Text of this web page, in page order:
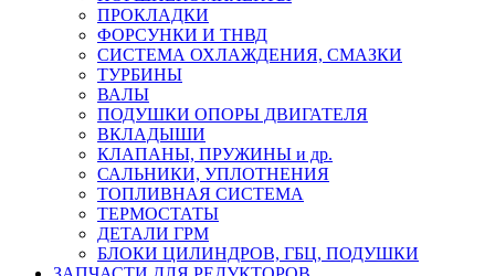
ПРОКЛАДКИ
ФОРСУНКИ И ТНВД
СИСТЕМА ОХЛАЖДЕНИЯ, СМАЗКИ
ТУРБИНЫ
ВАЛЫ
ПОДУШКИ ОПОРЫ ДВИГАТЕЛЯ
ВКЛАДЫШИ
КЛАПАНЫ, ПРУЖИНЫ и др.
САЛЬНИКИ, УПЛОТНЕНИЯ
ТОПЛИВНАЯ СИСТЕМА
ТЕРМОСТАТЫ
ДЕТАЛИ ГРМ
БЛОКИ ЦИЛИНДРОВ, ГБЦ, ПОДУШКИ